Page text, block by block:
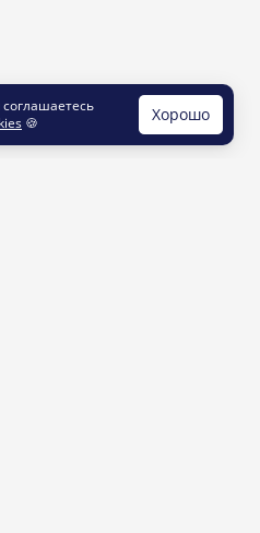
🍪 Хорошо